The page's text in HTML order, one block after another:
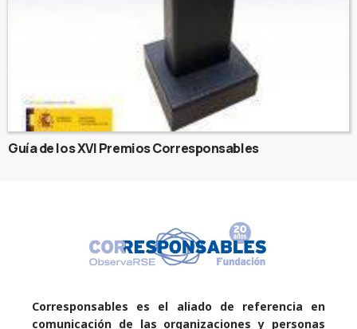
Guía de los XVI Premios Corresponsables
Corresponsables es el aliado de referencia en
comunicación de las organizaciones y personas